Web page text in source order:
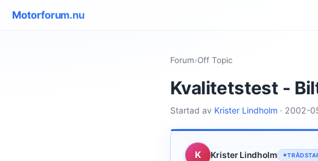
Motorforum.nu
Forum›Off Topic
Kvalitetstest -
Startad av Krister Lindholm · 2002-
K Krister Lindholm